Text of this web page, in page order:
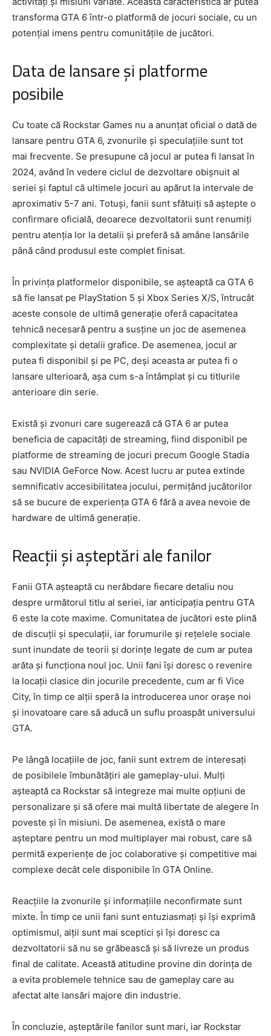
transforma GTA 6 într-o platformă de jocuri sociale, cu un
potențial imens pentru comunitățile de jucători.
Data de lansare și platforme
posibile
Cu toate că Rockstar Games nu a anunțat oficial o dată de
lansare pentru GTA 6, zvonurile și speculațiile sunt tot
mai frecvente. Se presupune că jocul ar putea fi lansat în
2024, având în vedere ciclul de dezvoltare obișnuit al
seriei și faptul că ultimele jocuri au apărut la intervale de
aproximativ 5-7 ani. Totuși, fanii sunt sfătuiți să aștepte o
confirmare oficială, deoarece dezvoltatorii sunt renumiți
pentru atenția lor la detalii și preferă să amâne lansările
până când produsul este complet finisat.
În privința platformelor disponibile, se așteaptă ca GTA 6
să fie lansat pe PlayStation 5 și Xbox Series X/S, întrucât
aceste console de ultimă generație oferă capacitatea
tehnică necesară pentru a susține un joc de asemenea
complexitate și detalii grafice. De asemenea, jocul ar
putea fi disponibil și pe PC, deși aceasta ar putea fi o
lansare ulterioară, așa cum s-a întâmplat și cu titlurile
anterioare din serie.
Există și zvonuri care sugerează că GTA 6 ar putea
beneficia de capacități de streaming, fiind disponibil pe
platforme de streaming de jocuri precum Google Stadia
sau NVIDIA GeForce Now. Acest lucru ar putea extinde
semnificativ accesibilitatea jocului, permițând jucătorilor
să se bucure de experiența GTA 6 fără a avea nevoie de
hardware de ultimă generație.
Reacții și așteptări ale fanilor
Fanii GTA așteaptă cu nerăbdare fiecare detaliu nou
despre următorul titlu al seriei, iar anticipația pentru GTA
6 este la cote maxime. Comunitatea de jucători este plină
de discuții și speculații, iar forumurile și rețelele sociale
sunt inundate de teorii și dorințe legate de cum ar putea
arăta și funcționa noul joc. Unii fani își doresc o revenire
la locații clasice din jocurile precedente, cum ar fi Vice
City, în timp ce alții speră la introducerea unor orașe noi
și inovatoare care să aducă un suflu proaspăt universului
GTA.
Pe lângă locațiile de joc, fanii sunt extrem de interesați
de posibilele îmbunătățiri ale gameplay-ului. Mulți
așteaptă ca Rockstar să integreze mai multe opțiuni de
personalizare și să ofere mai multă libertate de alegere în
poveste și în misiuni. De asemenea, există o mare
așteptare pentru un mod multiplayer mai robust, care să
permită experiențe de joc colaborative și competitive mai
complexe decât cele disponibile în GTA Online.
Reacțiile la zvonurile și informațiile neconfirmate sunt
mixte. În timp ce unii fani sunt entuziasmați și își exprimă
optimismul, alții sunt mai sceptici și își doresc ca
dezvoltatorii să nu se grăbească și să livreze un produs
final de calitate. Această atitudine provine din dorința de
a evita problemele tehnice sau de gameplay care au
afectat alte lansări majore din industrie.
În concluzie, așteptările fanilor sunt mari, iar Rockstar